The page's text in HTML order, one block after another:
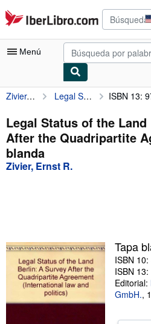
Pasar al contenido principal
IberLibro.com
Menú
Mi cuenta
Consultar mis pedidos
Búsqueda avanzada
Colecciones
Comenzar a vender
Ayuda
CERRAR
Zivier, Ernst R. Legal Status of the Land Berlin: A Survey After the Quadripartite Agreement ISBN 13:
Legal Status of the
After the Quadripartite
blanda
Zivier, Ernst R.
Tapa
ISBN
ISBN
Editorial:
GmbH.,